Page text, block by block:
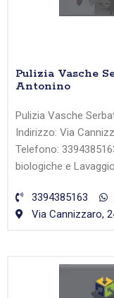
Pulizia Vasche
Antonino
Pulizia Vasche
Indirizzo: Via
Telefono:
biologiche e
3394385163
Via Cannizzaro,